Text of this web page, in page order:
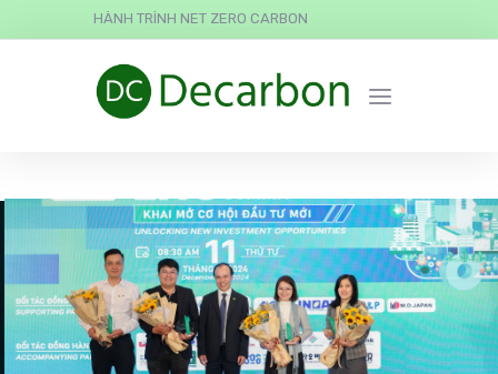
HÀNH TRÌNH NET ZERO CARBON
ESG Education & Business
được trao giải “Đơn Vị Tiên